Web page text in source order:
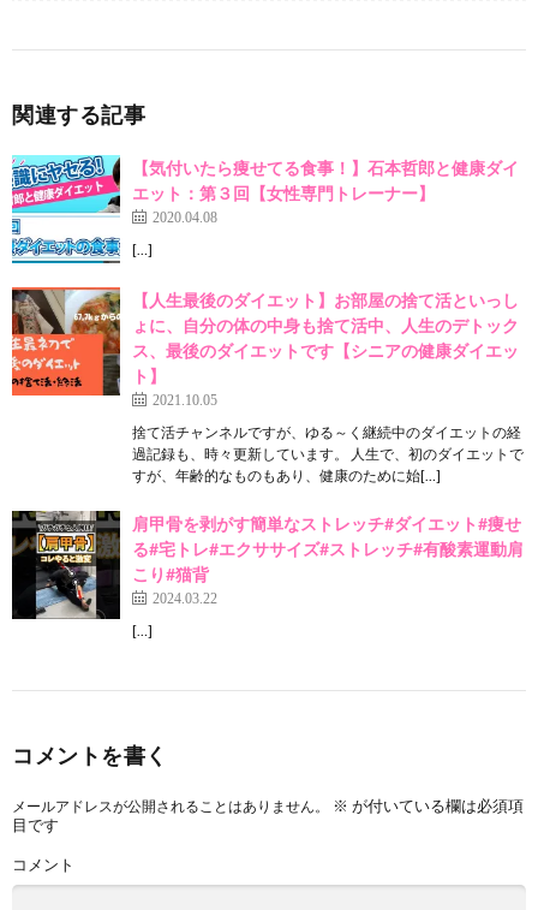
関連する記事
【気付いたら痩せてる食事！】石本哲郎と健康ダイ
エット：第３回【女性専門トレーナー】
2020.04.08
[…]
【人生最後のダイエット】お部屋の捨て活といっし
ょに、自分の体の中身も捨て活中、人生のデトック
ス、最後のダイエットです【シニアの健康ダイエッ
ト】
2021.10.05
捨て活チャンネルですが、ゆる～く継続中のダイエットの経
過記録も、時々更新しています。 人生で、初のダイエットで
すが、年齢的なものもあり、健康のために始[…]
肩甲骨を剥がす簡単なストレッチ#ダイエット#痩せ
る#宅トレ#エクササイズ#ストレッチ#有酸素運動肩
こり#猫背
2024.03.22
[…]
コメントを書く
メールアドレスが公開されることはありません。 ※ が付いている欄は必須項
目です
コメント